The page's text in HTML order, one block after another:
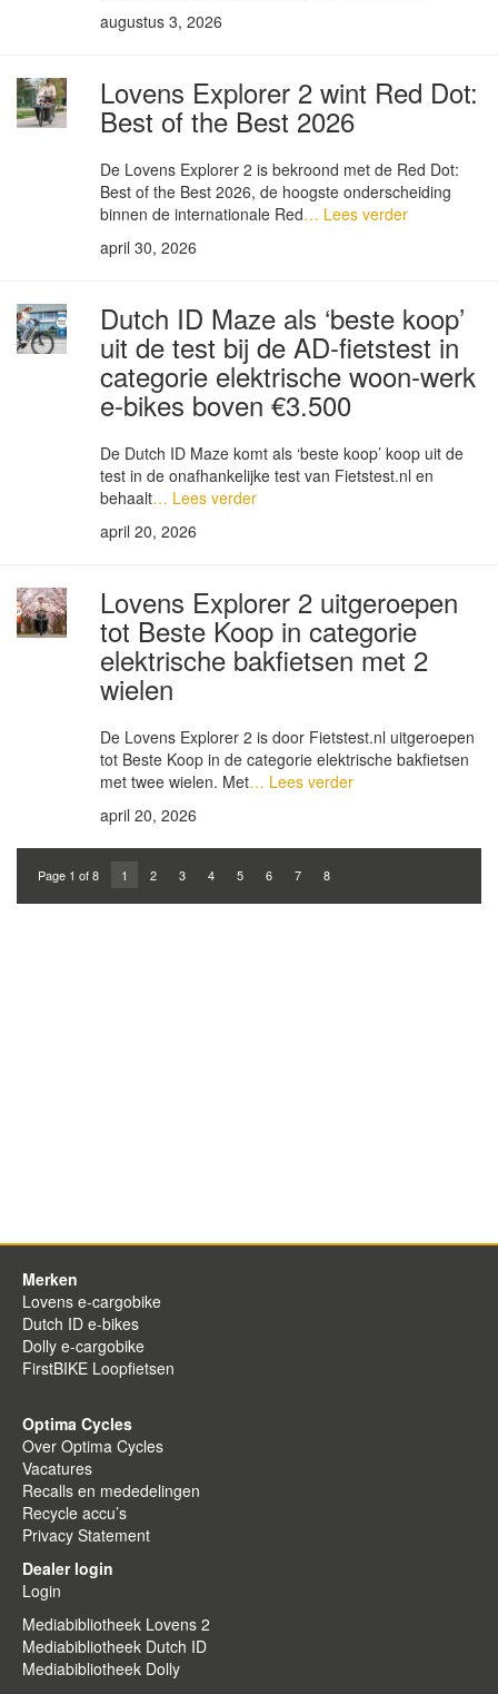
augustus 3, 2026
Lovens Explorer 2 wint Red Dot:
Best of the Best 2026
De Lovens Explorer 2 is bekroond met de Red Dot:
Best of the Best 2026, de hoogste onderscheiding
binnen de internationale Red… Lees verder
april 30, 2026
Dutch ID Maze als ‘beste koop’
uit de test bij de AD-fietstest in
categorie elektrische woon-werk
e-bikes boven €3.500
De Dutch ID Maze komt als ‘beste koop’ koop uit de
test in de onafhankelijke test van Fietstest.nl en
behaalt… Lees verder
april 20, 2026
Lovens Explorer 2 uitgeroepen
tot Beste Koop in categorie
elektrische bakfietsen met 2
wielen
De Lovens Explorer 2 is door Fietstest.nl uitgeroepen
tot Beste Koop in de categorie elektrische bakfietsen
met twee wielen. Met… Lees verder
april 20, 2026
Page 1 of 8 1 2 3 4 5 6 7 8
Merken
Lovens e-cargobike
Dutch ID e-bikes
Dolly e-cargobike
FirstBIKE Loopfietsen
Optima Cycles
Over Optima Cycles
Vacatures
Recalls en mededelingen
Recycle accu’s
Privacy Statement
Dealer login
Login
Mediabibliotheek Lovens 2
Mediabibliotheek Dutch ID
Mediabibliotheek Dolly